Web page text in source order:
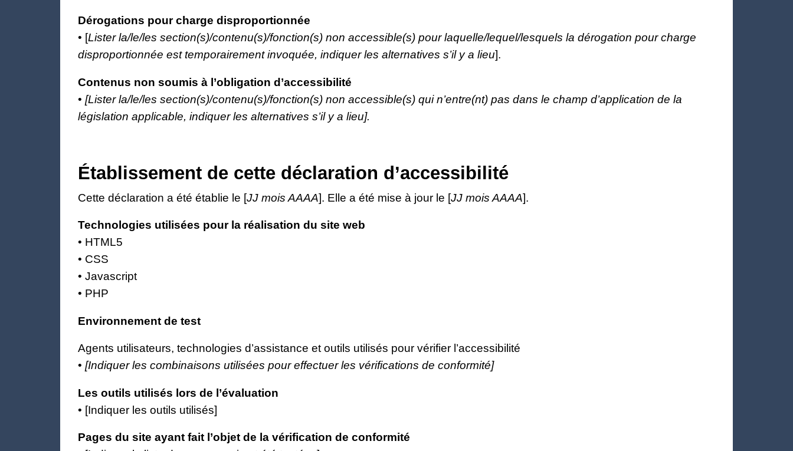
Dérogations pour charge disproportionnée
• [Lister la/le/les section(s)/contenu(s)/fonction(s) non accessible(s) pour laquelle/lequel/lesquels la dérogation pour charge
disproportionnée est temporairement invoquée, indiquer les alternatives s’il y a lieu].
Contenus non soumis à l’obligation d’accessibilité
• [Lister la/le/les section(s)/contenu(s)/fonction(s) non accessible(s) qui n’entre(nt) pas dans le champ d’application de la
législation applicable, indiquer les alternatives s’il y a lieu].
Établissement de cette déclaration d’accessibilité
Cette déclaration a été établie le [JJ mois AAAA]. Elle a été mise à jour le [JJ mois AAAA].
Technologies utilisées pour la réalisation du site web
• HTML5
• CSS
• Javascript
• PHP
Environnement de test
Agents utilisateurs, technologies d’assistance et outils utilisés pour vérifier l’accessibilité
• [Indiquer les combinaisons utilisées pour effectuer les vérifications de conformité]
Les outils utilisés lors de l’évaluation
• [Indiquer les outils utilisés]
Pages du site ayant fait l’objet de la vérification de conformité